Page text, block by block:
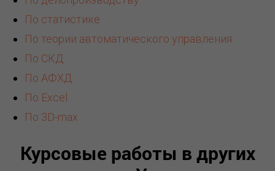
По статистике
По теории автоматического управления
По СКД
По АФХД
По Excel
По 3D-max
Курсовые работы в других